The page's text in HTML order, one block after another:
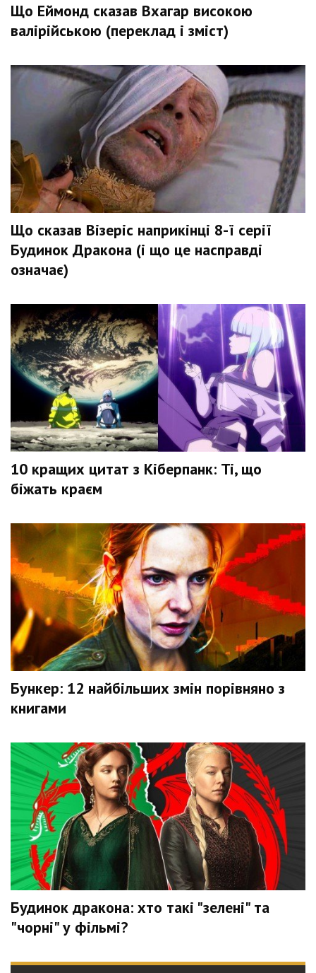
Що Еймонд сказав Вхагар високою
валірійською (переклад і зміст)
Що сказав Візеріс наприкінці 8-ї серії
Будинок Дракона (і що це насправді
означає)
10 кращих цитат з Кіберпанк: Ті, що
біжать краєм
Бункер: 12 найбільших змін порівняно з
книгами
Будинок дракона: хто такі "зелені" та
"чорні" у фільмі?